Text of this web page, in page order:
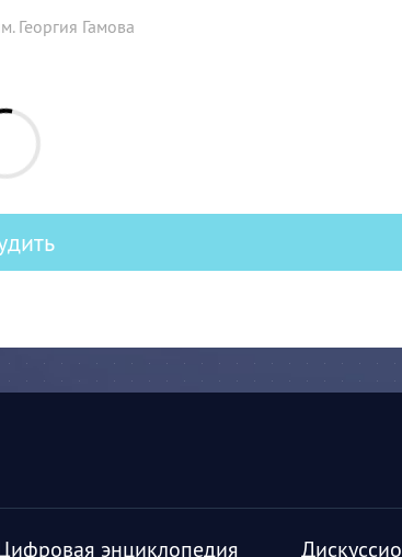
Георгия Гамова
энциклопедия